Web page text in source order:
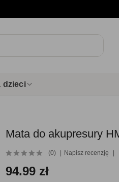
dzieci
Mata do akupresury
(0) Napisz recenzję
94.99 zł